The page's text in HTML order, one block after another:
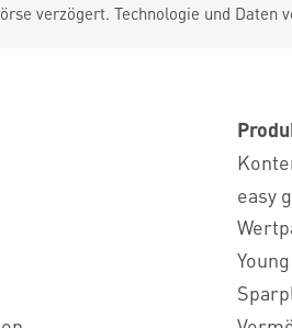
verzögert. Technologie und Daten
easy